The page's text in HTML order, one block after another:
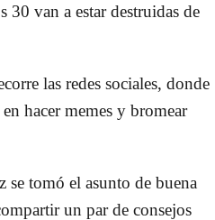
30 van a estar destruidas de
las redes sociales, donde
hacer memes y bromear
se tomó el asunto de buena
un par de consejos